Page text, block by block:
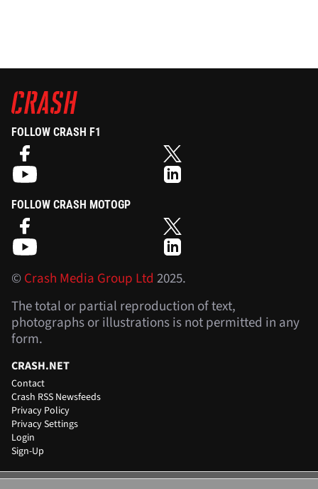
FOLLOW CRASH F1
FOLLOW CRASH MOTOGP
©Crash Media Group Ltd 2025.
The total or partial reproduction of text,
photographs or illustrations is not permitted in any
form.
CRASH.NET
Contact
Crash RSS Newsfeeds
Privacy Policy
Privacy Settings
Login
Sign-Up